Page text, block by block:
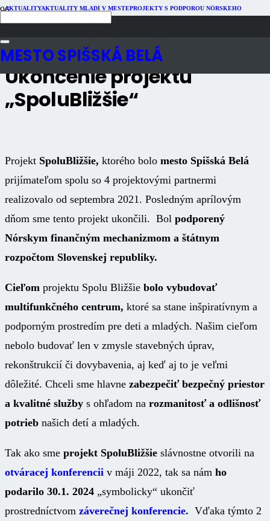
MESTO SPIŠSKÁ BELÁ
AKTUALITYAKTUALITY MLADÍ V MESTEPROJEKTY S PODPOROU NÓRSKEHO
Publikované2 roky dozadu
Ukončenie projektu
„SpoluBližšie“
Projekt SpoluBližšie, ktorého bolo mesto Spišská Belá
prijímateľom spolu so 4 projektovými partnermi
realizovalo od septembra 2021. Posledným aprílovým
dňom sme tento projekt ukončili. Bol podporený
Nórskym finančným mechanizmom a štátnym
rozpočtom Slovenskej republiky.
Cieľom projektu Spolu Bližšie bolo vybudovať
multifunkčného centrum, ktoré sa stane inšpiratívnym a
podporným prostredím pre deti a mladých. Našim cieľom
nebolo budovať len v zmysle stavebných úprav,
rekonštrukcií či dovybavenia, aj keď aj to je veľmi
dôležité. Chceli sme hlavne zabezpečiť bezpečný priestor
a kvalitné služby s ohľadom na rozmanitosť a odlišnosť
potrieb našich detí a mladých.
Tak ako sme projekt SpoluBližšie slávnostne otvorili na
otváracej konferencii v máji 2022, tak sa nám ho
podarilo 30.1. 2024 „symbolicky“ ukončiť
prostredníctvom záverečnej konferencie. Vďaka týmto 2